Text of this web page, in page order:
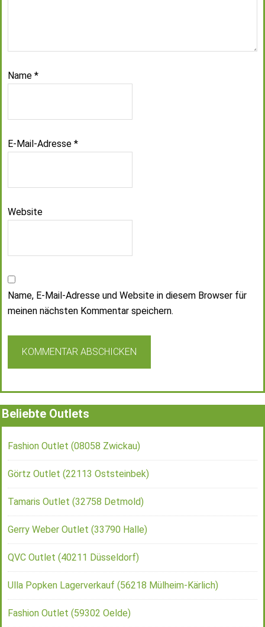
Name *
E-Mail-Adresse *
Website
Name, E-Mail-Adresse und Website in diesem Browser für
meinen nächsten Kommentar speichern.
Beliebte Outlets
Fashion Outlet (08058 Zwickau)
Görtz Outlet (22113 Oststeinbek)
Tamaris Outlet (32758 Detmold)
Gerry Weber Outlet (33790 Halle)
QVC Outlet (40211 Düsseldorf)
Ulla Popken Lagerverkauf (56218 Mülheim-Kärlich)
Fashion Outlet (59302 Oelde)